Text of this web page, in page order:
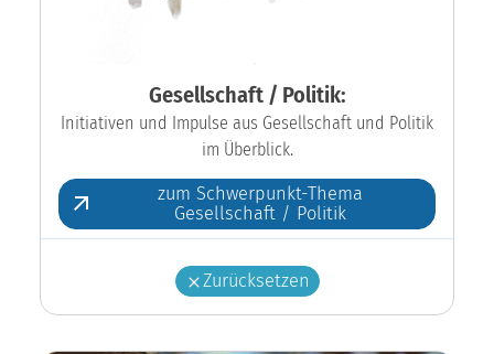
Gesellschaft / Politik:
Initiativen und Impulse aus Gesellschaft und Politik
im Überblick.
zum Schwerpunkt-Thema
Gesellschaft / Politik
Zurücksetzen